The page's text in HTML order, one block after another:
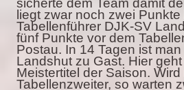
liegt zwar noch zwei
Tabellenführer DJK-SV
fünf Punkte vor dem
Postau. In 14 Tagen ist
Landshut zu Gast. Hier
Meistertitel der Saison. Wird
Tabellenzweiter, so warten